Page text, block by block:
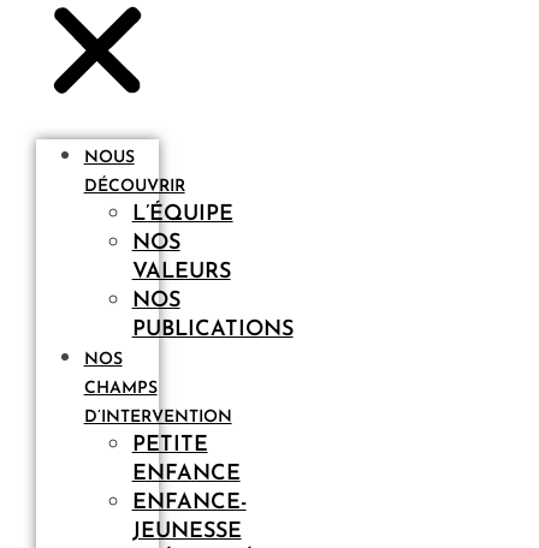
NOUS
DÉCOUVRIR
L’ÉQUIPE
NOS
VALEURS
NOS
PUBLICATIONS
NOS
CHAMPS
D’INTERVENTION
PETITE
ENFANCE
ENFANCE-
JEUNESSE